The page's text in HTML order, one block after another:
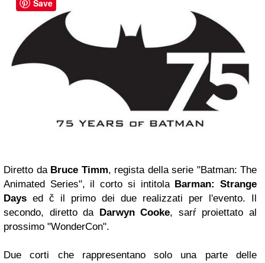
Diretto da Bruce Timm, regista della serie "Batman: The
Animated Series", il corto si intitola Barman: Strange
Days ed č il primo dei due realizzati per l'evento. Il
secondo, diretto da
Darwyn Cooke, sarŕ proiettato al
prossimo "WonderCon".
Due corti che rappresentano solo una parte delle
Save